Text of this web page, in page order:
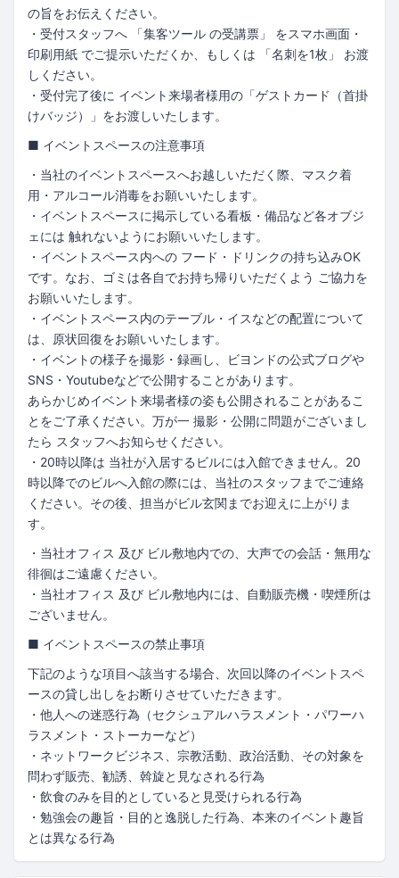
の旨をお伝えください。
・受付スタッフへ 「集客ツール の受講票」 をスマホ画面・
印刷用紙 でご提示いただくか、もしくは 「名刺を1枚」 お渡
しください。
・受付完了後に イベント来場者様用の「ゲストカード（首掛
けバッジ）」をお渡しいたします。
■ イベントスペースの注意事項
・当社のイベントスペースへお越しいただく際、マスク着
用・アルコール消毒をお願いいたします。
・イベントスペースに掲示している看板・備品など各オブジ
ェには 触れないようにお願いいたします。
・イベントスペース内への フード・ドリンクの持ち込みOK
です。なお、ゴミは各自でお持ち帰りいただくよう ご協力を
お願いいたします。
・イベントスペース内のテーブル・イスなどの配置について
は、原状回復をお願いいたします。
・イベントの様子を撮影・録画し、ビヨンドの公式ブログや
SNS・Youtubeなどで公開することがあります。
あらかじめイベント来場者様の姿も公開されることがあるこ
とをご了承ください。万が一 撮影・公開に問題がございまし
たら スタッフへお知らせください。
・20時以降は 当社が入居するビルには入館できません。20
時以降でのビルへ入館の際には、当社のスタッフまでご連絡
ください。その後、担当がビル玄関までお迎えに上がりま
す。
・当社オフィス 及び ビル敷地内での、大声での会話・無用な
徘徊はご遠慮ください。
・当社オフィス 及び ビル敷地内には、自動販売機・喫煙所は
ございません。
■ イベントスペースの禁止事項
下記のような項目へ該当する場合、次回以降のイベントスペ
ースの貸し出しをお断りさせていただきます。
・他人への迷惑行為（セクシュアルハラスメント・パワーハ
ラスメント・ストーカーなど）
・ネットワークビジネス、宗教活動、政治活動、その対象を
問わず販売、勧誘、斡旋と見なされる行為
・飲食のみを目的としていると見受けられる行為
・勉強会の趣旨・目的と逸脱した行為、本来のイベント趣旨
とは異なる行為